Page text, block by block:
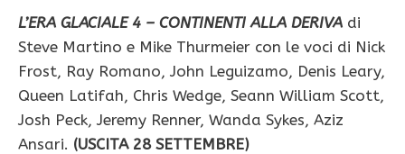
L’ERA GLACIALE 4 – CONTINENTI ALLA DERIVA di
Steve Martino e Mike Thurmeier con le voci di Nick
Frost, Ray Romano, John Leguizamo, Denis Leary,
Queen Latifah, Chris Wedge, Seann William Scott,
Josh Peck, Jeremy Renner, Wanda Sykes, Aziz
Ansari. (USCITA 28 SETTEMBRE)